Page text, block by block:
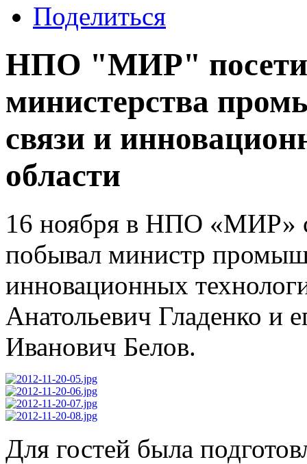
Поделиться
НПО "МИР"
министерства
связи и
области
16 ноября в НПО «МИР»
побывал министр
инновационных
Анатольевич Гладенко и
Иванович Белов.
Для гостей была